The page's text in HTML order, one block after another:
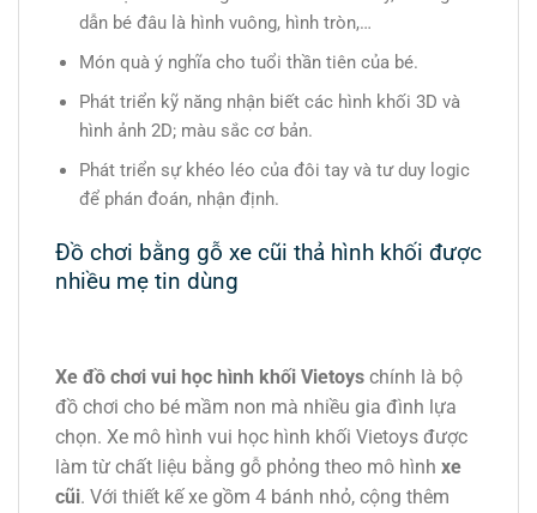
dẫn bé đâu là hình vuông, hình tròn,…
Món quà ý nghĩa cho tuổi thần tiên của bé.
Phát triển kỹ năng nhận biết các hình khối 3D và
hình ảnh 2D; màu sắc cơ bản.
Phát triển sự khéo léo của đôi tay và tư duy logic
để phán đoán, nhận định.
Đồ chơi bằng gỗ xe cũi thả hình khối được
nhiều mẹ tin dùng
Xe đồ chơi vui học hình khối Vietoys chính là bộ
đồ chơi cho bé mầm non mà nhiều gia đình lựa
chọn. Xe mô hình vui học hình khối Vietoys được
làm từ chất liệu bằng gỗ phỏng theo mô hình xe
cũi. Với thiết kế xe gồm 4 bánh nhỏ, cộng thêm